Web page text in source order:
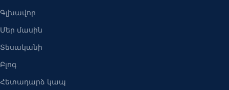
Գլխավոր
Մեր մասին
Տեսականի
Բլոգ
Հետադարձ կապ